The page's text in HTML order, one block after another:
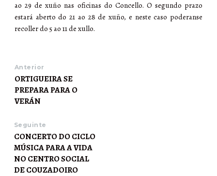
ao 29 de xuño nas oficinas do Concello. O segundo prazo
estará aberto do 21 ao 28 de xuño, e neste caso poderanse
recoller do 5 ao 11 de xullo.
Anterior
ORTIGUEIRA SE
PREPARA PARA O
VERÁN
Seguinte
CONCERTO DO CICLO
MÚSICA PARA A VIDA
NO CENTRO SOCIAL
DE COUZADOIRO